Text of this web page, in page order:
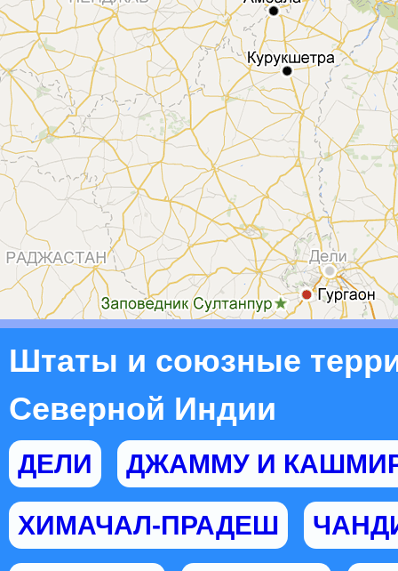
Штаты и союзные
Северной Индии
ДЕЛИ ДЖАММУ И
ХИМАЧАЛ-ПРАДЕШ